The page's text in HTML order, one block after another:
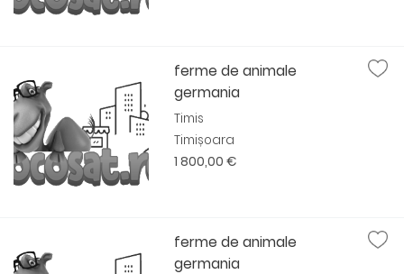
ferme de animale
germania
Timis
Timișoara
1 800,00 €
ferme de animale
germania